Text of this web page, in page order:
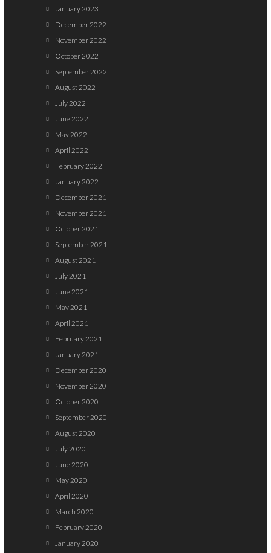
January 2023
December 2022
November 2022
October 2022
September 2022
August 2022
July 2022
June 2022
May 2022
April 2022
February 2022
January 2022
December 2021
November 2021
October 2021
September 2021
August 2021
July 2021
June 2021
May 2021
April 2021
February 2021
January 2021
December 2020
November 2020
October 2020
September 2020
August 2020
July 2020
June 2020
May 2020
April 2020
March 2020
February 2020
January 2020